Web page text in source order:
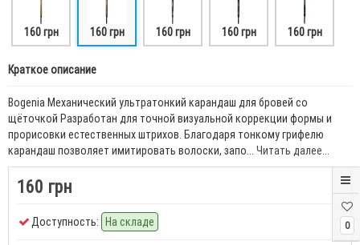
0
160 грн 160 грн 160 грн 160 грн 160 грн
Краткое описание
Bogenia Механический ультратонкий карандаш для бровей со
щёточкой Разработан для точной визуальной коррекции формы и
прорисовки естественных штрихов. Благодаря тонкому грифелю
карандаш позволяет имитировать волоски, запо... Читать далее...
160 грн
Доступность: На складе